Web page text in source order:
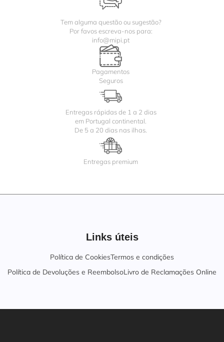
Tem alguma questão ou sugestão?
Por favos escreva-nos para:
info@mipi.pt
Pagamentos
Seguros
Entregas rápidas de 1 a 2 dias
em Portugal continental.
De 5 a 20 dias nas ilhas.
Entregas premium
Links úteis
Política de CookiesTermos e condições
Política de Devoluções e ReembolsoLivro de Reclamações Online